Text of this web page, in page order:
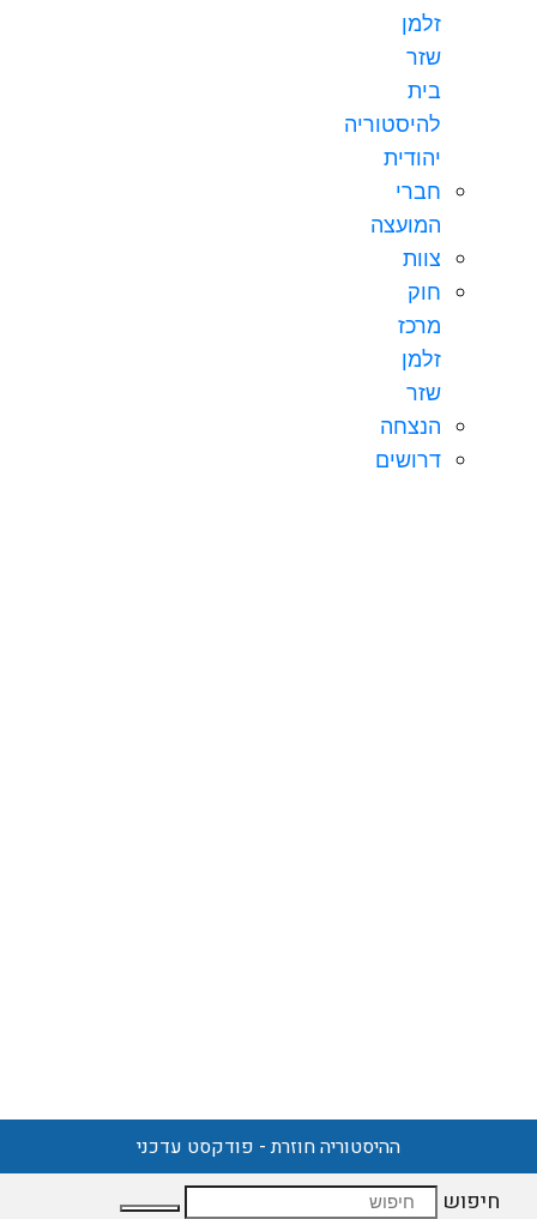
זלמן
שזר
בית
להיסטוריה
יהודית
חברי
המועצה
צוות
חוק
מרכז
זלמן
שזר
הנצחה
דרושים
ההיסטוריה חוזרת - פודקסט עדכני
חיפוש